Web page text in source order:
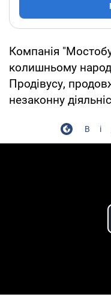
Компанія
колишньому
Продівусу,
незаконну